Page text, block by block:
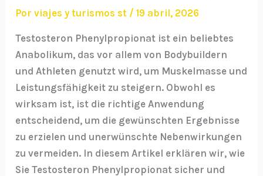
Porviajes y turismos st /19 abril, 2026
Testosteron Phenylpropionat ist ein beliebtes
Anabolikum, das vor allem von Bodybuildern
und Athleten genutzt wird, um Muskelmasse und
Leistungsfähigkeit zu steigern. Obwohl es
wirksam ist, ist die richtige Anwendung
entscheidend, um die gewünschten Ergebnisse
zu erzielen und unerwünschte Nebenwirkungen
zu vermeiden. In diesem Artikel erklären wir, wie
Sie Testosteron Phenylpropionat sicher und